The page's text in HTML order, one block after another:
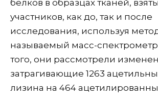
белков в образцах тканей,
участников, как до, так и после
исследования, используя
называемый масс-
того, они рассмотрели
затрагивающие 1263
лизина на 464